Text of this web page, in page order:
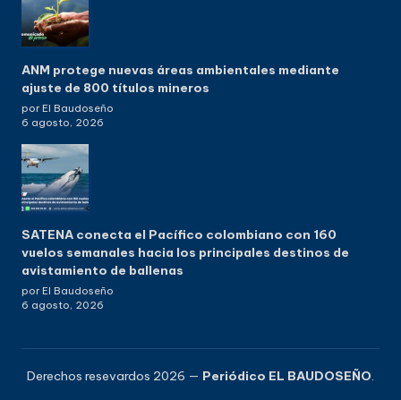
ANM protege nuevas áreas ambientales mediante
ajuste de 800 títulos mineros
por El Baudoseño
6 agosto, 2026
SATENA conecta el Pacífico colombiano con 160
vuelos semanales hacia los principales destinos de
avistamiento de ballenas
por El Baudoseño
6 agosto, 2026
Derechos resevardos 2026 — Periódico EL BAUDOSEÑO.